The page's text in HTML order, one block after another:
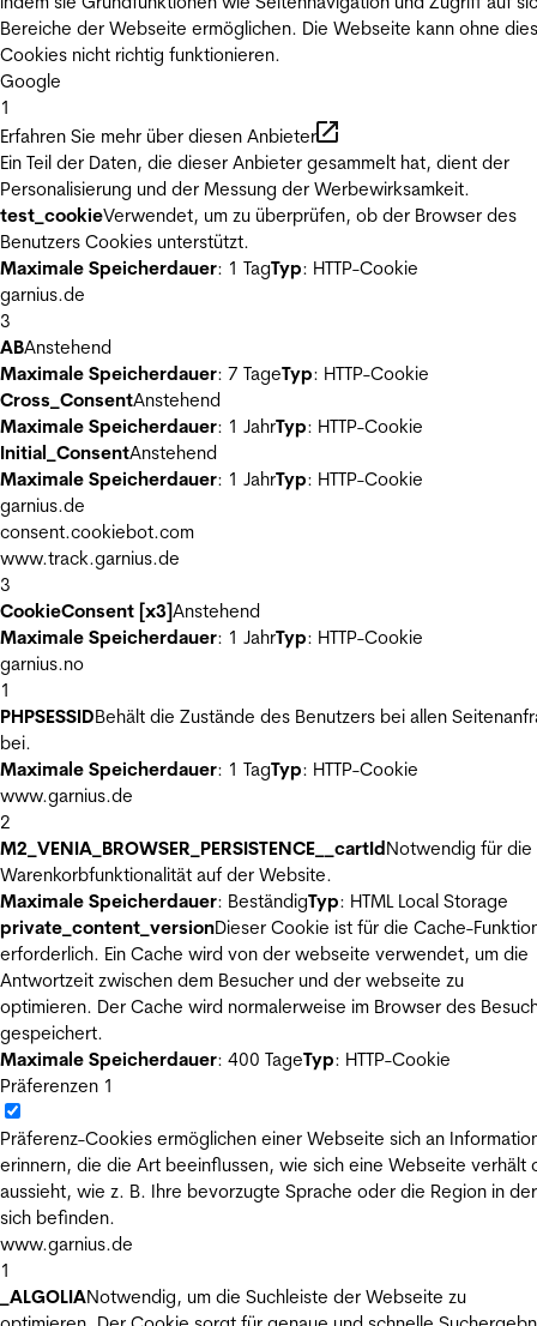
Bereiche der Webseite ermöglichen. Die Webseite kann ohne
Cookies nicht richtig funktionieren.
Google
1
Erfahren Sie mehr über diesen Anbieter
Ein Teil der Daten, die dieser Anbieter gesammelt hat, dient der
Personalisierung und der Messung der Werbewirksamkeit.
test_cookieVerwendet, um zu überprüfen, ob der Browser des
Benutzers Cookies unterstützt.
Maximale Speicherdauer: 1 TagTyp: HTTP-Cookie
garnius.de
3
ABAnstehend
Maximale Speicherdauer: 7 TageTyp: HTTP-Cookie
Cross_ConsentAnstehend
Maximale Speicherdauer: 1 JahrTyp: HTTP-Cookie
Initial_ConsentAnstehend
Maximale Speicherdauer: 1 JahrTyp: HTTP-Cookie
garnius.de
consent.cookiebot.com
www.track.garnius.de
3
CookieConsent [x3]Anstehend
Maximale Speicherdauer: 1 JahrTyp: HTTP-Cookie
garnius.no
1
PHPSESSIDBehält die Zustände des Benutzers bei allen
bei.
Maximale Speicherdauer: 1 TagTyp: HTTP-Cookie
www.garnius.de
2
M2_VENIA_BROWSER_PERSISTENCE__cartIdNotwendig für die
Warenkorbfunktionalität auf der Website.
Maximale Speicherdauer: BeständigTyp: HTML Local Storage
private_content_versionDieser Cookie ist für die Cache-
erforderlich. Ein Cache wird von der webseite verwendet, um die
Antwortzeit zwischen dem Besucher und der webseite zu
optimieren. Der Cache wird normalerweise im Browser des
gespeichert.
Maximale Speicherdauer: 400 TageTyp: HTTP-Cookie
Präferenzen 1
Präferenz-Cookies ermöglichen einer Webseite sich an
erinnern, die die Art beeinflussen, wie sich eine Webseite verhält
aussieht, wie z. B. Ihre bevorzugte Sprache oder die Region in
sich befinden.
www.garnius.de
1
_ALGOLIANotwendig, um die Suchleiste der Webseite zu